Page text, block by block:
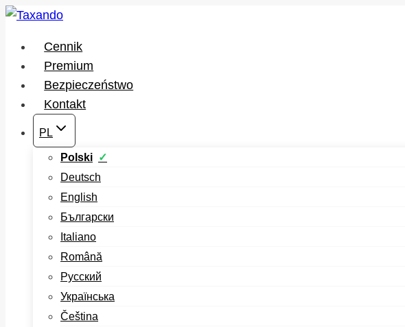
Przejdź
treści
Cennik
Premium
Bezpieczeństwo
Kontakt
PL
Polski
Deutsch
English
Български
Italiano
Română
Русский
Українська
Čeština